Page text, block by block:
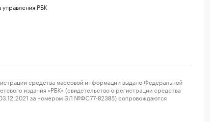
РБК
средства массовой информации выдано Федеральной
издания «РБК» (свидетельство о регистрации средства
за номером ЭЛ №ФС77-82385) сопровождаются